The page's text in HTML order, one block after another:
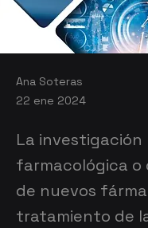
Ana Soteras
22 ene 2024
La investigación
farmacológica o
de nuevos
tratamiento de